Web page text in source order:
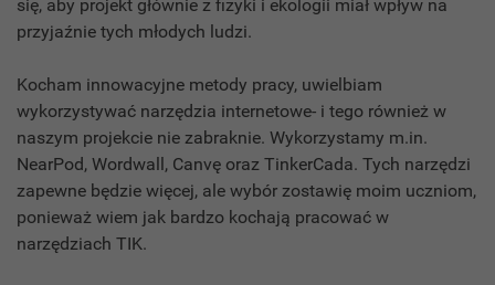
się, aby projekt głównie z fizyki i ekologii miał wpływ na
przyjaźnie tych młodych ludzi.
Kocham innowacyjne metody pracy, uwielbiam
wykorzystywać narzędzia internetowe- i tego również w
naszym projekcie nie zabraknie. Wykorzystamy m.in.
NearPod, Wordwall, Canvę oraz TinkerCada. Tych narzędzi
zapewne będzie więcej, ale wybór zostawię moim uczniom,
ponieważ wiem jak bardzo kochają pracować w
narzędziach TIK.